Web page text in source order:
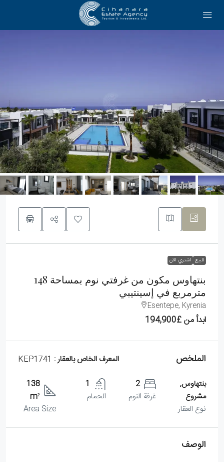
للبيع اشتري الان
بنتهاوس مكون من غرفتي نوم بمساحة 148
مترمربع في إسينتيبي
Esentepe, Kyrenia
ابدأ من£194,900
الملخص المعرف الخاص بالعقار :
بنتهاوس,
مشروع
نوع العقار
2
غرفة النوم
1
الحمام
138
m²
Area Size
الوصف